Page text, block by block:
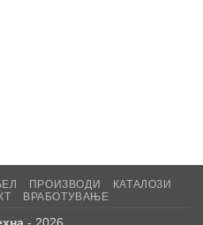
ПРОИЗВОДИ
КАТАЛОЗИ
ВРАБОТУВАЊЕ